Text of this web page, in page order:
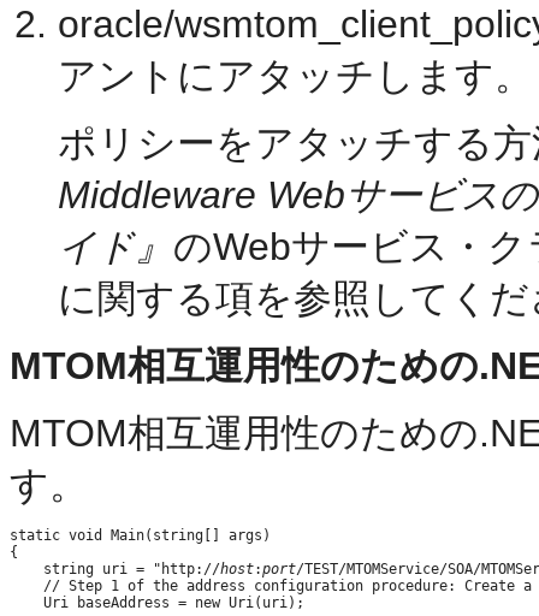
oracle/
アントにアタッチします。
ポリシーをアタッチする
Middleware Webサービス
イド』 のWebサービス・
に関する項を参照してく
MTOM相互運用性のための
MTOM相互運用性のための
す。
static void Main(string[] args)
{
    string uri = "http://
host:port/TEST/MTOMService/SOA/
// Step 1 of the address configuration procedure: Create
    Uri baseAddress = new Uri(uri);